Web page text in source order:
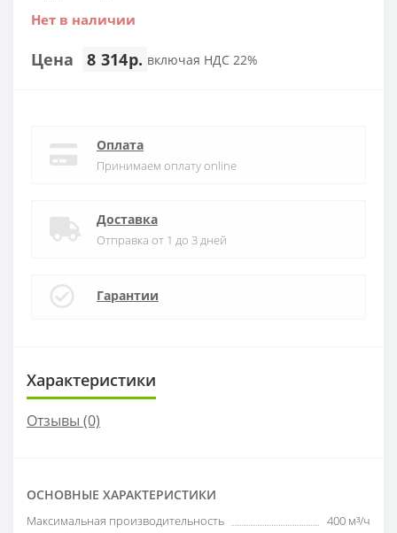
Нет в наличии
Цена 8 314р. включая НДС 22%
Оплата
Принимаем оплату online
Доставка
Отправка от 1 до 3 дней
Гарантии
Характеристики
Отзывы (0)
ОСНОВНЫЕ ХАРАКТЕРИСТИКИ
Максимальная производительность
400 м³/ч